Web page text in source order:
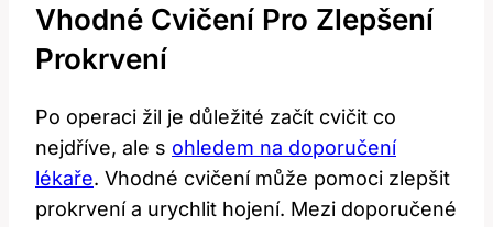
Vhodné Cvičení Pro Zlepšení
Prokrvení
Po operaci žil je důležité začít cvičit co
nejdříve, ale s ohledem na doporučení
lékaře. Vhodné cvičení může pomoci zlepšit
prokrvení a urychlit hojení. Mezi doporučené